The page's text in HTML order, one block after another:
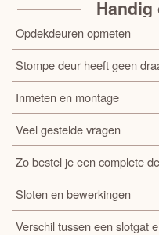
Handig
Opdekdeuren opmeten
Stompe deur heeft geen
Inmeten en montage
Veel gestelde vragen
Zo bestel je een complete
Sloten en bewerkingen
Verschil tussen een slotgat